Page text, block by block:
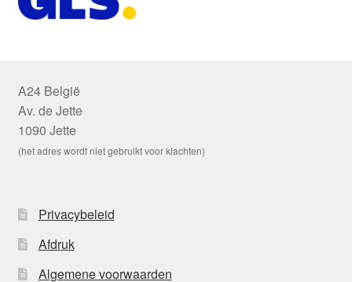
A24 België
Av. de Jette
1090 Jette
(het adres wordt niet gebruikt voor klachten)
Privacybeleid
Afdruk
Algemene voorwaarden